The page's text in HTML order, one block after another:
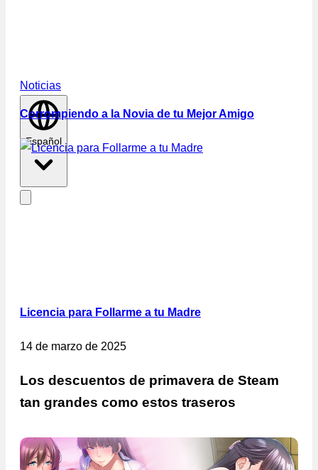
Noticias
Español
Corrompiendo a la Novia de tu Mejor Amigo
Licencia para Follarme a tu Madre
14 de marzo de 2025
Los descuentos de primavera de Steam
tan grandes como estos traseros